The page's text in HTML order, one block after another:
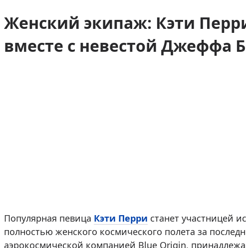
Женский экипаж: Кэти
вместе с невестой Джеффа
Популярная певица Кэти Перри станет участницей
полностью женского космического полета за
аэрокосмической компанией Blue Origin,